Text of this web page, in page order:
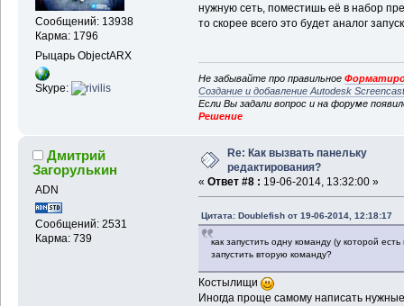
Сообщений: 13938
Карма: 1796
Рыцарь ObjectARX
Skype:
нужную сеть, поместишь её в набор
то скорее всего это будет аналог
Не забывайте про правильное
Создание и добавление Autodesk
Если Вы задали вопрос и на форуме
Решение
Дмитрий
Загорулькин
ADN
Сообщений: 2531
Карма: 739
Re: Как вызвать панельку
редактирования?
« Ответ #8 : 19-06-2014, 13:32:00 »
Цитата: Doublefish от 19-06-2014, 12:18:17
как запустить одну команду (у которой
запустить вторую команду?
Костылищи
Иногда проще самому написать